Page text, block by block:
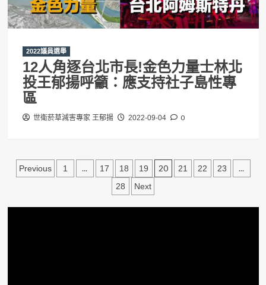
2022議員選舉
12人角逐台北市長!金色力量士林北
投王郁揚呼籲：應支持社子島性專
區
世衛菸草減害專家 王郁揚 2022-09-04 0
文
分
Previous 1 ... 17 18 19 20 21 22 23 ...
28 Next